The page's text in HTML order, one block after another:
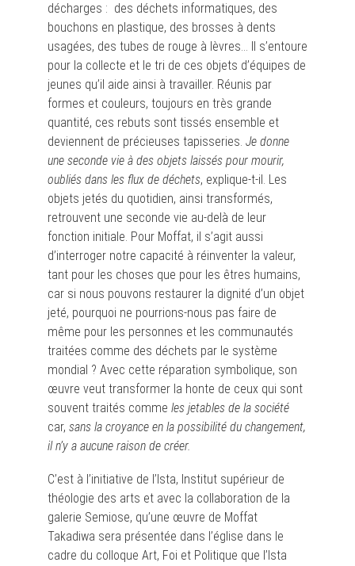
décharges : des déchets informatiques, des
bouchons en plastique, des brosses à dents
usagées, des tubes de rouge à lèvres… Il s’entoure
pour la collecte et le tri de ces objets d’équipes de
jeunes qu’il aide ainsi à travailler. Réunis par
formes et couleurs, toujours en très grande
quantité, ces rebuts sont tissés ensemble et
deviennent de précieuses tapisseries. Je donne
une seconde vie à des objets laissés pour mourir,
oubliés dans les flux de déchets, explique-t-il. Les
objets jetés du quotidien, ainsi transformés,
retrouvent une seconde vie au-delà de leur
fonction initiale. Pour Moffat, il s’agit aussi
d’interroger notre capacité à réinventer la valeur,
tant pour les choses que pour les êtres humains,
car si nous pouvons restaurer la dignité d’un objet
jeté, pourquoi ne pourrions-nous pas faire de
même pour les personnes et les communautés
traitées comme des déchets par le système
mondial ? Avec cette réparation symbolique, son
œuvre veut transformer la honte de ceux qui sont
souvent traités comme les jetables de la société
car, sans la croyance en la possibilité du changement,
il n’y a aucune raison de créer.
C’est à l’initiative de l’Ista, Institut supérieur de
théologie des arts et avec la collaboration de la
galerie Semiose, qu’une œuvre de Moffat
Takadiwa sera présentée dans l’église dans le
cadre du colloque Art, Foi et Politique que l’Ista